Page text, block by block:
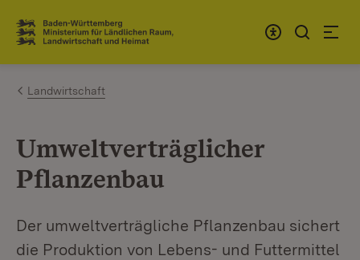
Zum Inhalt springen
Link zur Startseite
Landwirtschaft
Umweltverträglicher
Pflanzenbau
Der umweltverträgliche Pflanzenbau sichert
die Produktion von Lebens- und Futtermittel